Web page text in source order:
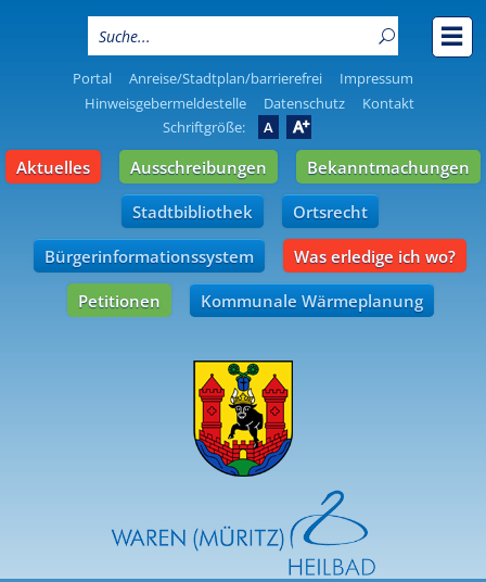
Portal Anreise/Stadtplan/barrierefrei
Impressum
Hinweisgebermeldestelle
Datenschutz
Kontakt
Schriftgröße:
A A
Aktuelles Ausschreibungen Bekanntmachungen
Stadtbibliothek Ortsrecht
Bürgerinformationssystem Was erledige ich wo?
Petitionen Kommunale Wärmeplanung